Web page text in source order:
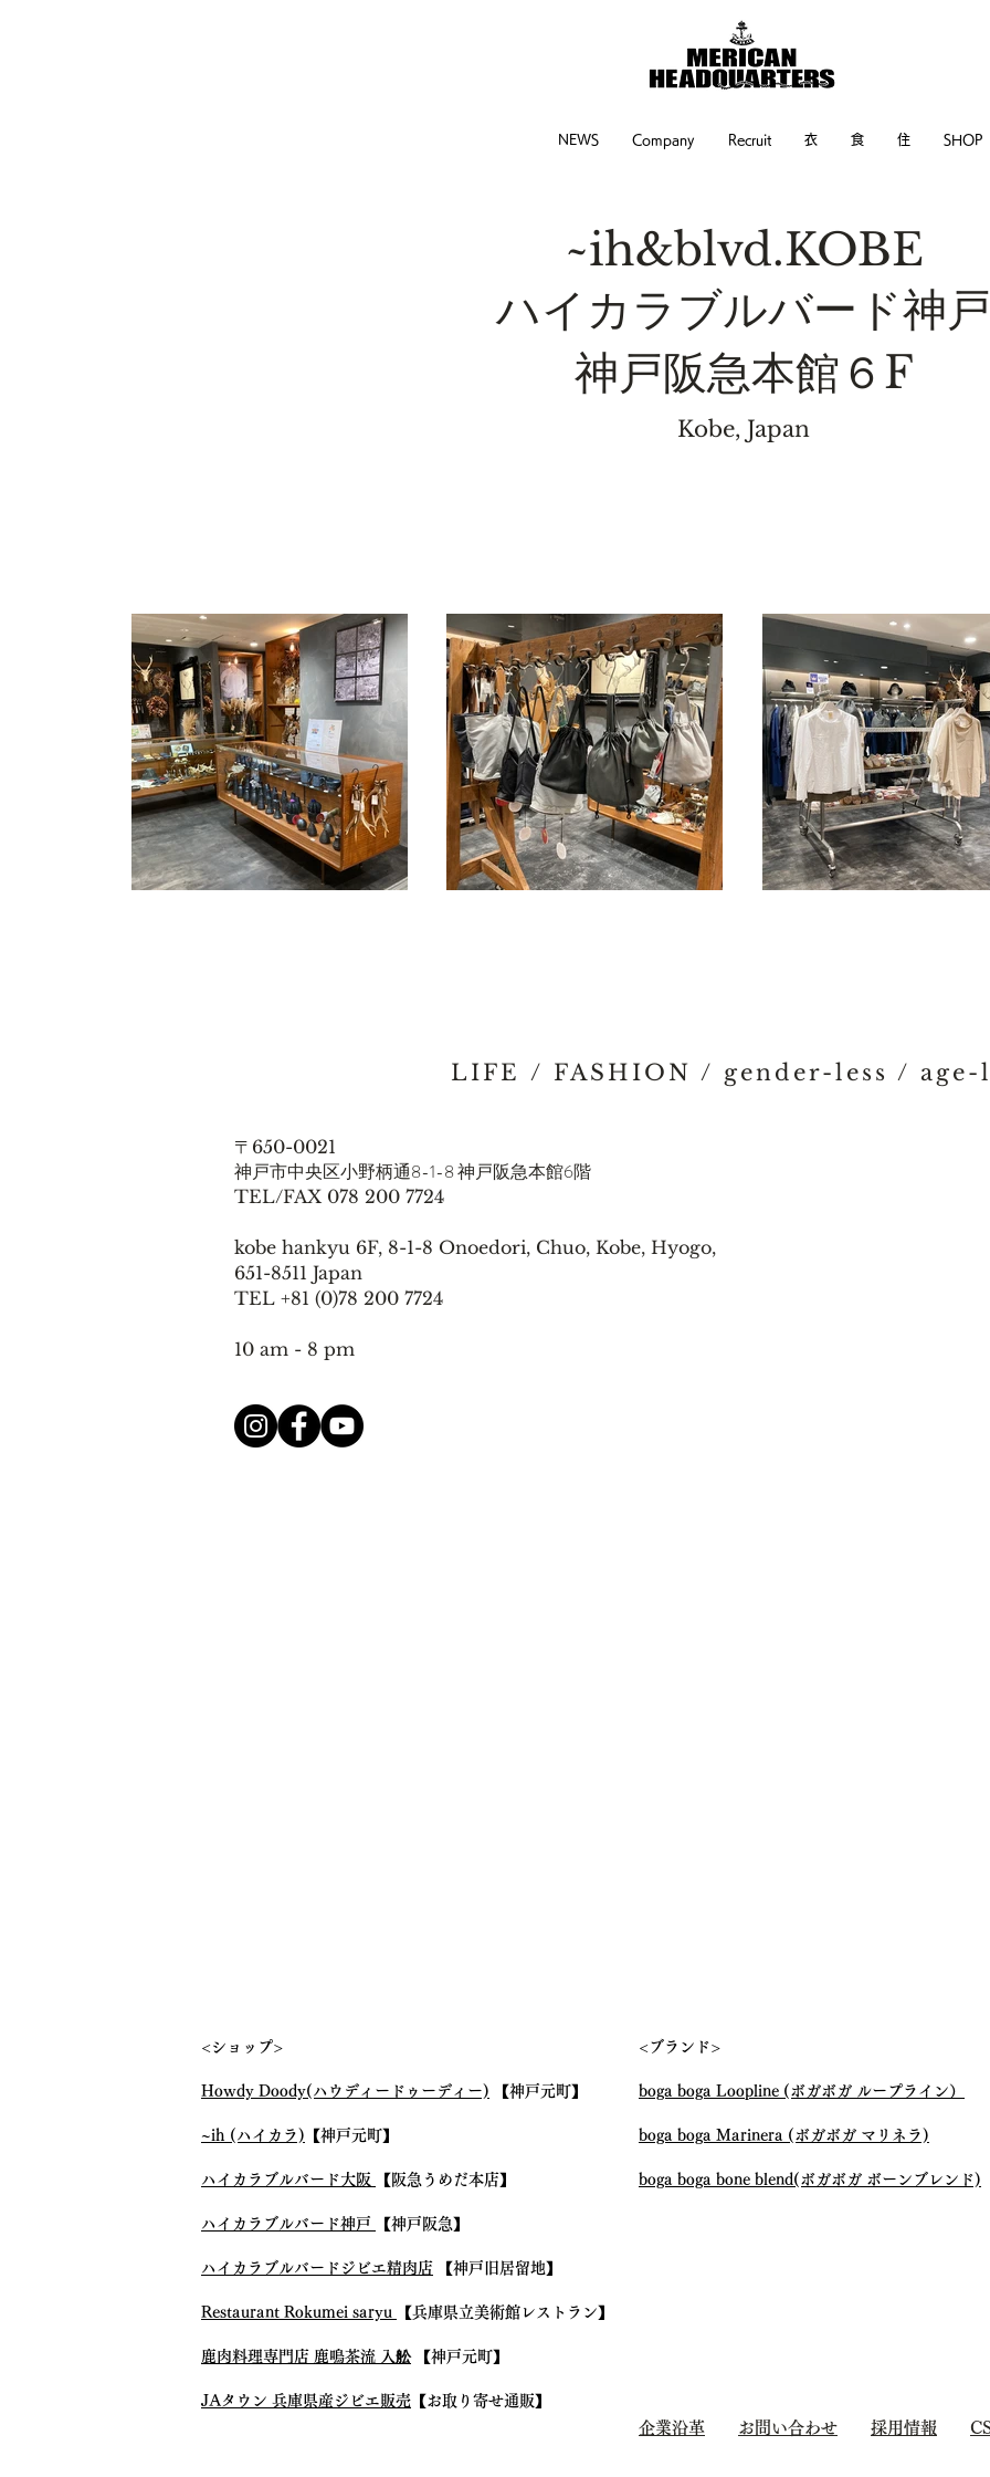
NEWS Company Recruit 衣 食 住 SHOP
~ih&blvd.KOBE
​ハイカラブルバード神戸
​神戸阪急本館６F
Kobe, Japan​
LIFE / FASHION / gender-less / age-
〒650-0021
神戸市中央区小野柄通8-1-8 神戸阪急本館6階
TEL/FAX 078 200 7724
kobe hankyu 6F, 8-1-8 Onoedori, Chuo, Kobe, Hyogo,
651-8511 Japan
TEL +81 (0)78 200 7724
10 am - 8 pm
<ショップ>
Howdy Doody(ハウディードゥーディー) 【神戸元町】
~ih (ハイカラ) 【神戸元町】
ハイカラブルバード大阪 【阪急うめだ本店】
ハイカラブルバード神戸 【神戸阪急】
ハイカラブルバードジビエ精肉店 【神戸旧居留地】
Restaurant Rokumei saryu 【兵庫県立美術館レストラン】
鹿肉料理専門店 鹿鳴茶流 入舩【神戸元町】
JAタウン 兵庫県産ジビエ販売 【お取り寄せ通販】
<ブランド>
boga boga Loopline (ボガボガ ループライン）
boga boga Marinera (ボガボガ マリネラ)
boga boga bone blend(ボガボガ ボーンブレンド)
企業沿革 お問い合わせ 採用情報